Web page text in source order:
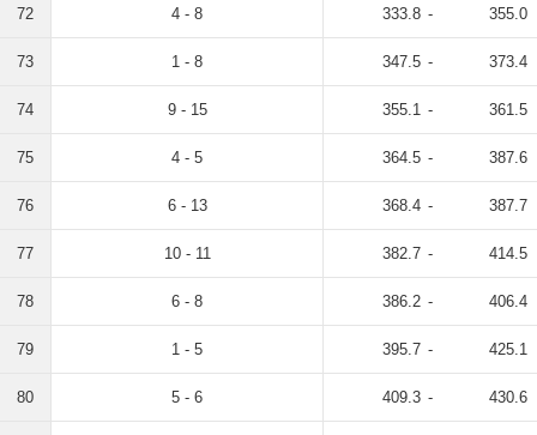
72 4 - 8 333.8 - 355.0
73 1 - 8 347.5 - 373.4
74 9 - 15 355.1 - 361.5
75 4 - 5 364.5 - 387.6
76 6 - 13 368.4 - 387.7
77 10 - 11 382.7 - 414.5
78 6 - 8 386.2 - 406.4
79 1 - 5 395.7 - 425.1
80 5 - 6 409.3 - 430.6